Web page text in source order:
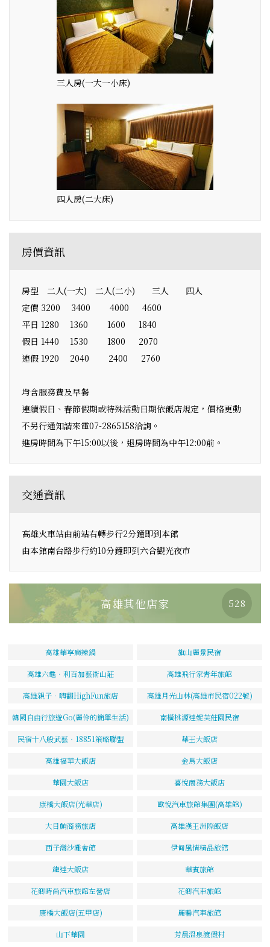
三人房(一大一小床)
四人房(二大床)
房價資訊
房型 二人(一大) 二人(二小) 三人 四人
定價 3200 3400 4000 4600
平日 1280 1360 1600 1840
假日 1440 1530 1800 2070
連假 1920 2040 2400 2760
均含服務費及早餐
連續假日、春節假期或特殊活動日期依飯店規定，價格更動
不另行通知請來電07-2865158洽詢。
進房時間為下午15:00以後，退房時間為中午12:00前。
交通資訊
高雄火車站由前站右轉步行2分鐘即到本館
由本館南台路步行約10分鐘即到六合觀光夜市
高雄其他店家 528
高雄華寧麻辣鍋 旗山麗景民宿
高雄六龜．利百加藝術山莊 高雄飛行家青年旅館
高雄親子．嗨翻HighFun旅店 高雄月光山林(高雄市民宿022號)
韓國自由行旅遊Go(麗伶的簡單生活) 南橫桃源達妮芙莊園民宿
民宿十八般武藝‧18851策略聯盟 華王大飯店
高雄福華大飯店 金馬大飯店
華園大飯店 喜悅商務大飯店
康橋大飯店(光華店) 歐悅汽車旅館集團(高雄館)
大目鮪商務旅店 高雄漢王洲際飯店
西子灣沙灘會館 伊甸風情精品旅館
龍達大飯店 華賓旅館
花鄉時尚汽車旅館左營店 花鄉汽車旅館
康橋大飯店(五甲店) 麗馨汽車旅館
山下華園 芳晨溫泉渡假村